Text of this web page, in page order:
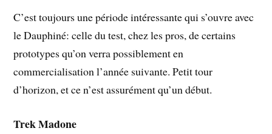
C’est toujours une période intéressante qui s’ouvre avec
le Dauphiné: celle du test, chez les pros, de certains
prototypes qu’on verra possiblement en
commercialisation l’année suivante. Petit tour
d’horizon, et ce n’est assurément qu’un début.
Trek Madone